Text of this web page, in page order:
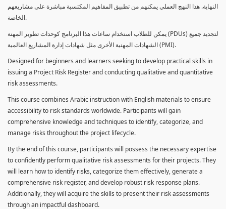
النهاية. هذا النهج العملي يمكنهم من تطبيق المفاهيم المكتسبة مباشرة على مشاريعهم
الخاصة.
يمكن للطلاب استخدام ساعات هذا البرنامج كوحدات تطوير المهنة (PDUs) لتجديد جميع
الشهادات المهنية الأخرى مثل شهادات إدارة المشاريع العالمية (PMI).
Designed for beginners and learners seeking to develop practical skills in
issuing a Project Risk Register and conducting qualitative and quantitative
risk assessments.
This course combines Arabic instruction with English materials to ensure
accessibility to risk standards worldwide. Participants will gain
comprehensive knowledge and techniques to identify, categorize, and
manage risks throughout the project lifecycle.
By the end of this course, participants will possess the necessary expertise
to confidently perform qualitative risk assessments for their projects. They
will learn how to identify risks, categorize them effectively, generate a
comprehensive risk register, and develop robust risk response plans.
Additionally, they will acquire the skills to present their risk assessments
through an impactful dashboard.